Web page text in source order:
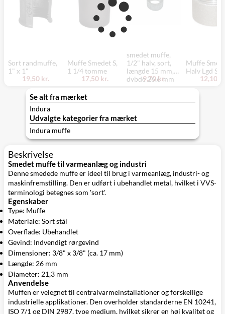
Sort randmuffe,
1" x 1"
19,50 kr.
Muffe Smedet S,
1 1/4 tomme
17,50 kr.
smedet muffe,
1/2" halv, sort,
længde 15 mm,
dybde 26,6 mm
9,70 kr.
Muffe
Halv Lgd S,
12,10
Se alt fra mærket
Indura
Udvalgte kategorier fra mærket
Indura muffe
Beskrivelse
Smedet muffe til varmeanlæg og industri
Denne smedede muffe er ideel til brug i varmeanlæg, industri- og
maskinfremstilling. Den er udført i ubehandlet metal, hvilket i VVS-
terminologi betegnes som 'sort'.
Egenskaber
Type: Muffe
Materiale: Sort stål
Overflade: Ubehandlet
Gevind: Indvendigt rørgevind
Dimensioner: 3/8" x 3/8" (ca. 17 mm)
Længde: 26 mm
Diameter: 21,3 mm
Anvendelse
Muffen er velegnet til centralvarmeinstallationer og forskellige
industrielle applikationer. Den overholder standarderne EN 10241,
ISO 7/1 og DIN 2987, type medium, hvilket sikrer en høj kvalitet og